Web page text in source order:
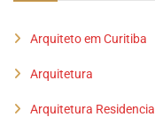
Arquiteto em Curitiba
Arquitetura
Arquitetura Residencial